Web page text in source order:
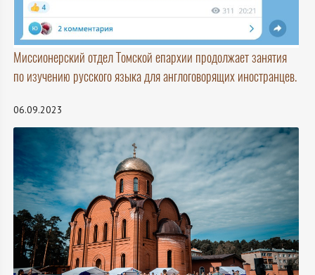
Миссионерский отдел Томской епархии продолжает занятия
по изучению русского языка для англоговорящих иностранцев.
06.09.2023